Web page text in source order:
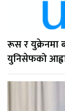
रूस र युक्रेनमा
युनिसेफको